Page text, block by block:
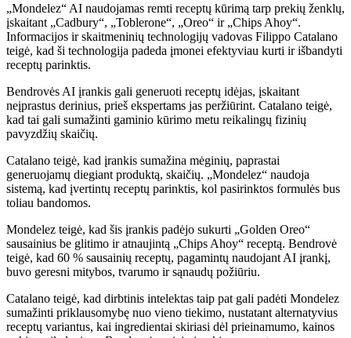
„Mondelez“ AI naudojamas remti receptų kūrimą tarp prekių ženklų,
įskaitant „Cadbury“, „Toblerone“, „Oreo“ ir „Chips Ahoy“.
Informacijos ir skaitmeninių technologijų vadovas Filippo Catalano
teigė, kad ši technologija padeda įmonei efektyviau kurti ir išbandyti
receptų parinktis.
Bendrovės AI įrankis gali generuoti receptų idėjas, įskaitant
neįprastus derinius, prieš ekspertams jas peržiūrint. Catalano teigė,
kad tai gali sumažinti gaminio kūrimo metu reikalingų fizinių
pavyzdžių skaičių.
Catalano teigė, kad įrankis sumažina mėginių, paprastai
generuojamų diegiant produktą, skaičių. „Mondelez“ naudoja
sistemą, kad įvertintų receptų parinktis, kol pasirinktos formulės bus
toliau bandomos.
Mondelez teigė, kad šis įrankis padėjo sukurti „Golden Oreo“
sausainius be glitimo ir atnaujintą „Chips Ahoy“ receptą. Bendrovė
teigė, kad 60 % sausainių receptų, pagamintų naudojant AI įrankį,
buvo geresni mitybos, tvarumo ir sąnaudų požiūriu.
Catalano teigė, kad dirbtinis intelektas taip pat gali padėti Mondelez
sumažinti priklausomybę nuo vieno tiekimo, nustatant alternatyvius
receptų variantus, kai ingredientai skiriasi dėl prieinamumo, kainos